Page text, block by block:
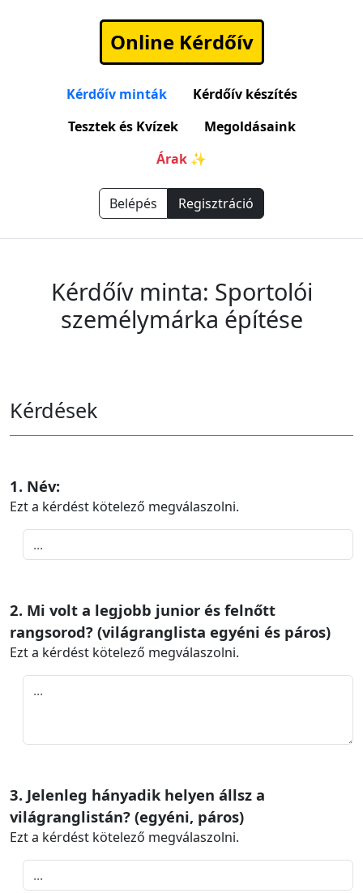
Online Kérdőív
Kérdőív minták
Kérdőív készítés
Tesztek és Kvízek
Megoldásaink
Árak ✨
Belépés Regisztráció
Kérdőív minta: Sportolói
személymárka építése
Kérdések
1. Név:
Ezt a kérdést kötelező megválaszolni.
2. Mi volt a legjobb junior és felnőtt
rangsorod? (világranglista egyéni és páros)
Ezt a kérdést kötelező megválaszolni.
3. Jelenleg hányadik helyen állsz a
világranglistán? (egyéni, páros)
Ezt a kérdést kötelező megválaszolni.